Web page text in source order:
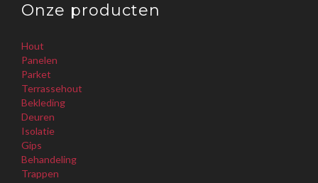
Onze producten
Hout
Panelen
Parket
Terrassehout
Bekleding
Deuren
Isolatie
Gips
Behandeling
Trappen